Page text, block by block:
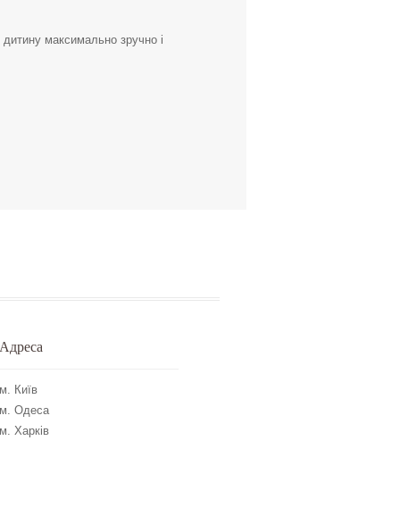
максимально зручно і
Адреса
м. Київ
м. Одеса
м. Харків